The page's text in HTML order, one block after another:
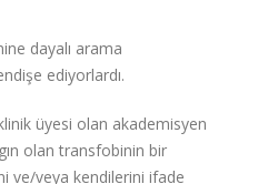
dayalı arama
ediyorlardı.
üyesi olan akademisyen
olan transfobinin bir
ve/veya kendilerini ifade